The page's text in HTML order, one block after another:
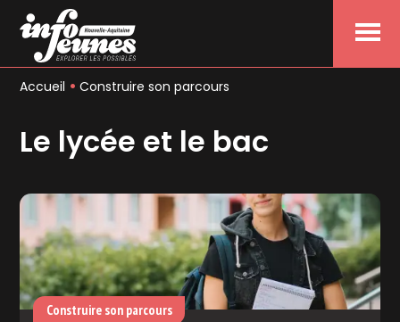
Menu
Accueil Construire son parcours
Le lycée et le bac
Construire son parcours